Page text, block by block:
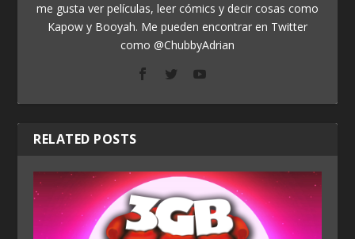
me gusta ver películas, leer cómics y decir cosas como
Kapow y Booyah. Me pueden encontrar en Twitter
como @ChubbyAdrian
RELATED POSTS